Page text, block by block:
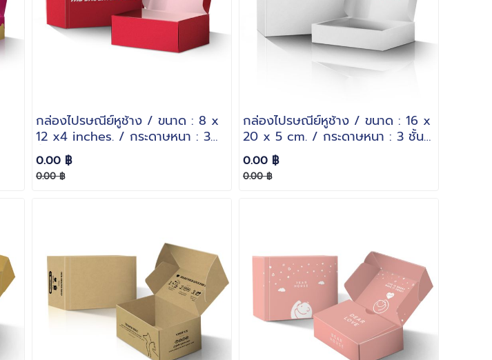
กล่องไปรษณีย์หูช้าง / ขนาด : 8 x
12 x4 inches. / กระดาษหนา : 3
ชั้นลอน B
0.00 ฿
0.00 ฿
กล่องไปรษณีย์หูช้าง / ขนาด : 16 x
20 x 5 cm. / กระดาษหนา : 3 ชั้น
ลอน B
0.00 ฿
0.00 ฿